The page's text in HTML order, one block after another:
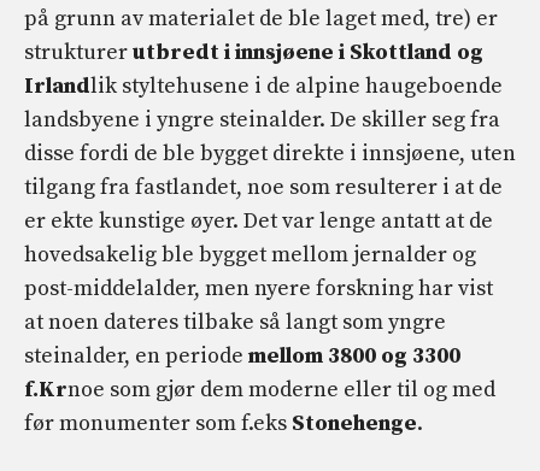
på grunn av materialet de ble laget med, tre) er
strukturerutbredt i innsjøene i Skottland og
Irlandlik styltehusene i de alpine haugeboende
landsbyene i yngre steinalder. De skiller seg fra
disse fordi de ble bygget direkte i innsjøene, uten
tilgang fra fastlandet, noe som resulterer i at de
er ekte kunstige øyer. Det var lenge antatt at de
hovedsakelig ble bygget mellom jernalder og
post-middelalder, men nyere forskning har vist
at noen dateres tilbake så langt som yngre
steinalder, en periode mellom 3800 og 3300
f.Krnoe som gjør dem moderne eller til og med
før monumenter som f.eks Stonehenge.